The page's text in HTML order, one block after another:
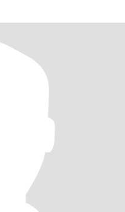
意付出的人是一天天建立起
以及妥协和成长的能力！所
光